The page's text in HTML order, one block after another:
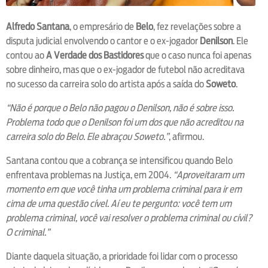
Alfredo Santana, o empresário de Belo, fez revelações sobre a
disputa judicial envolvendo o cantor e o ex-jogador Denilson. Ele
contou aoA Verdade dos Bastidoresque o caso nunca foi apenas
sobre dinheiro, mas que o ex-jogador de futebol não acreditava
no sucesso da carreira solo do artista após a saída doSoweto.
“Não é porque o Belo não pagou o Denilson, não é sobre isso.
Problema todo que o Denilson foi um dos que não acreditou na
carreira solo do Belo. Ele abraçou Soweto.”, afirmou.
Santana contou que a cobrança se intensificou quando Belo
enfrentava problemas na Justiça, em 2004. “Aproveitaram um
momento em que você tinha um problema criminal para ir em
cima de uma questão cível. Aí eu te pergunto: você tem um
problema criminal, você vai resolver o problema criminal ou cívil?
O criminal.”
Diante daquela situação, a prioridade foi lidar com o processo